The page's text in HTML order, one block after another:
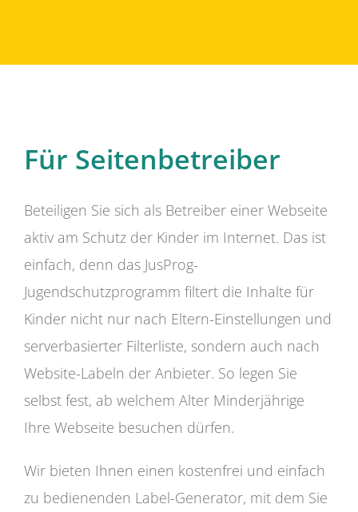
Für Seitenbetreiber
Beteiligen Sie sich als Betreiber einer Webseite
aktiv am Schutz der Kinder im Internet. Das ist
einfach, denn das JusProg-
Jugendschutzprogramm filtert die Inhalte für
Kinder nicht nur nach Eltern-Einstellungen und
serverbasierter Filterliste, sondern auch nach
Website-Labeln der Anbieter. So legen Sie
selbst fest, ab welchem Alter Minderjährige
Ihre Webseite besuchen dürfen.
Wir bieten Ihnen einen kostenfrei und einfach
zu bedienenden Label-Generator, mit dem Sie